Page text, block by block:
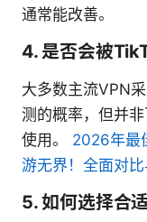
通常能改善。
4. 是否会被
大多数主流VPN
测的概率，但并
使用。 2026年最
游无界！全面对
5. 如何选择合